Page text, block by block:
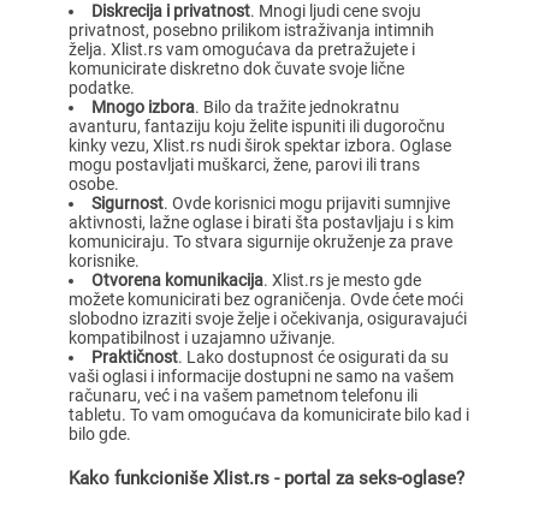
Diskrecija i privatnost. Mnogi ljudi cene svoju
privatnost, posebno prilikom istraživanja intimnih
želja. Xlist.rs vam omogućava da pretražujete i
komunicirate diskretno dok čuvate svoje lične
podatke.
Mnogo izbora. Bilo da tražite jednokratnu
avanturu, fantaziju koju želite ispuniti ili dugoročnu
kinky vezu, Xlist.rs nudi širok spektar izbora. Oglase
mogu postavljati muškarci, žene, parovi ili trans
osobe.
Sigurnost. Ovde korisnici mogu prijaviti sumnjive
aktivnosti, lažne oglase i birati šta postavljaju i s kim
komuniciraju. To stvara sigurnije okruženje za prave
korisnike.
Otvorena komunikacija. Xlist.rs je mesto gde
možete komunicirati bez ograničenja. Ovde ćete moći
slobodno izraziti svoje želje i očekivanja, osiguravajući
kompatibilnost i uzajamno uživanje.
Praktičnost. Lako dostupnost će osigurati da su
vaši oglasi i informacije dostupni ne samo na vašem
računaru, već i na vašem pametnom telefonu ili
tabletu. To vam omogućava da komunicirate bilo kad i
bilo gde.
Kako funkcioniše Xlist.rs - portal za seks-oglase?